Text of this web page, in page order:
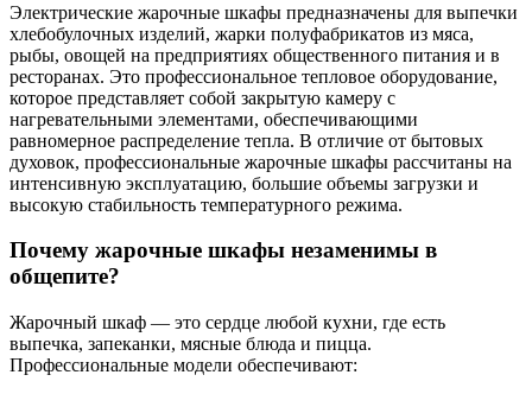
Электрические жарочные шкафы предназначены для выпечки
хлебобулочных изделий, жарки полуфабрикатов из мяса,
рыбы, овощей на предприятиях общественного питания и в
ресторанах. Это профессиональное тепловое оборудование,
которое представляет собой закрытую камеру с
нагревательными элементами, обеспечивающими
равномерное распределение тепла. В отличие от бытовых
духовок, профессиональные жарочные шкафы рассчитаны на
интенсивную эксплуатацию, большие объемы загрузки и
высокую стабильность температурного режима.
Почему жарочные шкафы незаменимы в
общепите?
Жарочный шкаф — это сердце любой кухни, где есть
выпечка, запеканки, мясные блюда и пицца.
Профессиональные модели обеспечивают: